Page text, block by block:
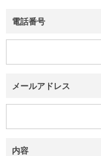
電話番号
メールアドレス
内容